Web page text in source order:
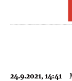
24.9.2021, 14:41